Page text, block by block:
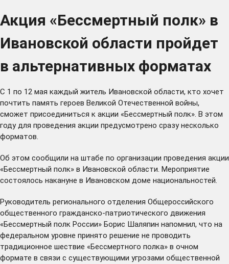
Акция «Бессмертный полк» в
Ивановской области пройдет
в альтернативных форматах
С 1 по 12 мая каждый житель Ивановской области, кто хочет
почтить память героев Великой Отечественной войны,
сможет присоединиться к акции «Бессмертный полк». В этом
году для проведения акции предусмотрено сразу несколько
форматов.
Об этом сообщили на штабе по организации проведения акции
«Бессмертный полк» в Ивановской области. Мероприятие
состоялось накануне в Ивановском доме национальностей.
Руководитель регионального отделения Общероссийского
общественного гражданско-патриотического движения
«Бессмертный полк России» Борис Шаляпин напомнил, что на
федеральном уровне принято решение не проводить
традиционное шествие «Бессмертного полка» в очном
формате в связи с существующими угрозами общественной